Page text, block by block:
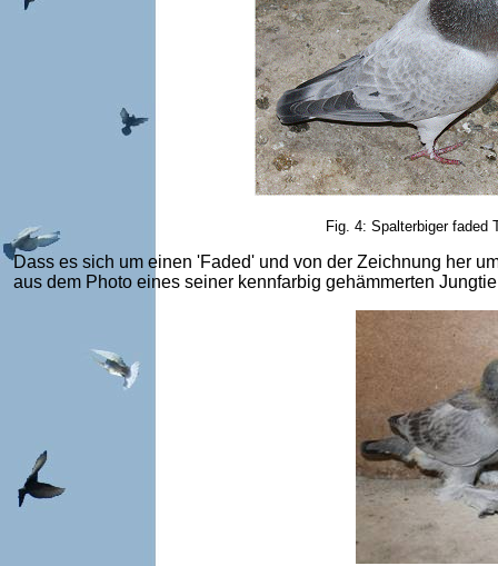
Fig. 4: Spalterbiger faded
Dass es sich um einen 'Faded' und von der Zeichnung her
aus dem Photo eines seiner kennfarbig gehämmerten